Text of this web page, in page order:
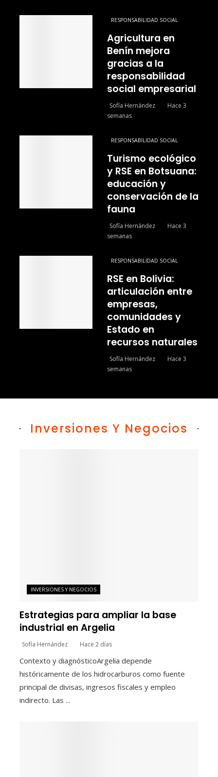
RESPONSABILIDAD SOCIAL
Agricultura en
Benín mejora
gracias a la
responsabilidad
social empresarial
Sofía Hernández
Hace 3
semanas
RESPONSABILIDAD SOCIAL
Turismo ecológico
y RSE en Botsuana:
educación y
conservación de la
fauna
Sofía Hernández
Hace 3
semanas
RESPONSABILIDAD SOCIAL
RSE en Bolivia:
articulación entre
empresas,
comunidades y
Estado en
recursos naturales
Sofía Hernández
Hace 3
semanas
Inversiones Y Negocios
INVERSIONES Y NEGOCIOS
Estrategias para ampliar la base
industrial en Argelia
Sofía Hernández Hace 2 días
Contexto y diagnósticoArgelia depende
históricamente de los hidrocarburos como fuente
principal de divisas, ingresos fiscales y empleo
indirecto. Las ...